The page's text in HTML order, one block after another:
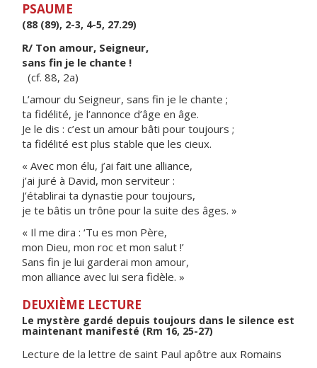
PSAUME
(88 (89), 2-3, 4-5, 27.29)
R/ Ton amour, Seigneur,
sans fin je le chante !
(cf. 88, 2a)
L’amour du Seigneur, sans fin je le chante ;
ta fidélité, je l’annonce d’âge en âge.
Je le dis : c’est un amour bâti pour toujours ;
ta fidélité est plus stable que les cieux.
« Avec mon élu, j’ai fait une alliance,
j’ai juré à David, mon serviteur :
J’établirai ta dynastie pour toujours,
je te bâtis un trône pour la suite des âges. »
« Il me dira : ‘Tu es mon Père,
mon Dieu, mon roc et mon salut !’
Sans fin je lui garderai mon amour,
mon alliance avec lui sera fidèle. »
DEUXIÈME LECTURE
Le mystère gardé depuis toujours dans le silence est
maintenant manifesté (Rm 16, 25-27)
Lecture de la lettre de saint Paul apôtre aux Romains